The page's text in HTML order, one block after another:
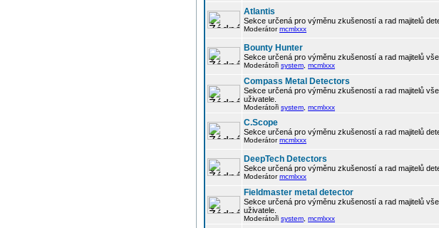
Atlantis
Sekce určená pro výměnu zkušeností a rad majitelů
Moderátormcmlxxx
Bounty Hunter
Sekce určená pro výměnu zkušeností a rad majitelů
Moderátoři system mcmlxxx
Compass Metal Detectors
Sekce určená pro výměnu zkušeností a rad majitelů
uživatele.
Moderátoři system mcmlxxx
C.Scope
Sekce určená pro výměnu zkušeností a rad majitelů
Moderátormcmlxxx
DeepTech Detectors
Sekce určená pro výměnu zkušeností a rad majitelů
Moderátormcmlxxx
Fieldmaster metal detector
Sekce určená pro výměnu zkušeností a rad majitelů
uživatele.
Moderátoři system mcmlxxx